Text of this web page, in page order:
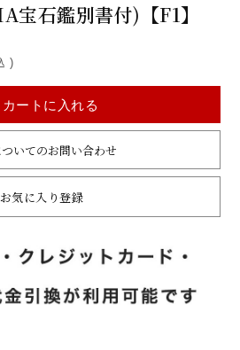
石鑑別書付)【F1】
お気に入り登録
カートに入れる
いてのお問い合わせ